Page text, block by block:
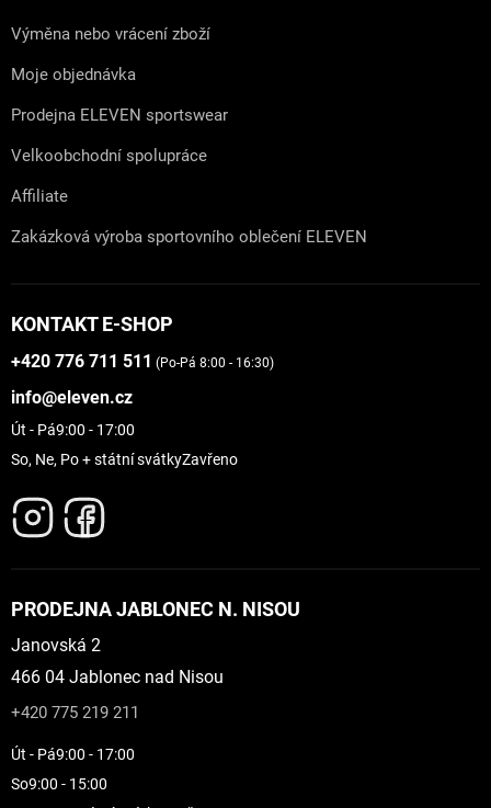
Výměna nebo vrácení zboží
Moje objednávka
Prodejna ELEVEN sportswear
Velkoobchodní spolupráce
Affiliate
Zakázková výroba sportovního oblečení ELEVEN
KONTAKT E-SHOP
+420 776 711 511 (Po-Pá 8:00 - 16:30)
info@eleven.cz
Út - Pá9:00 - 17:00
So, Ne, Po + státní svátkyZavřeno
PRODEJNA JABLONEC N. NISOU
Janovská 2
466 04 Jablonec nad Nisou
+420 775 219 211
Út - Pá9:00 - 17:00
So9:00 - 15:00